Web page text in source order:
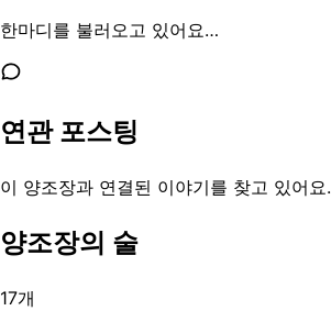
한마디를 불러오고 있어요…
연관 포스팅
이 양조장과 연결된 이야기를 찾고 있어요.
양조장의 술
17개